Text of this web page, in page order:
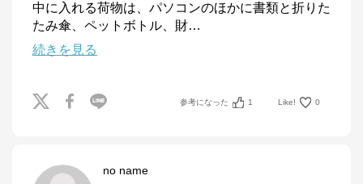
中に入れる荷物は、パソコンのほかに書類と折りた
たみ傘、ペットボトル、財…
続きを見る
参考になった 1 Like! 0
no name